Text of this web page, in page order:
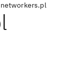
networkers.pl